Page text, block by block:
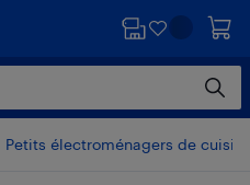
Petits électroménagers de